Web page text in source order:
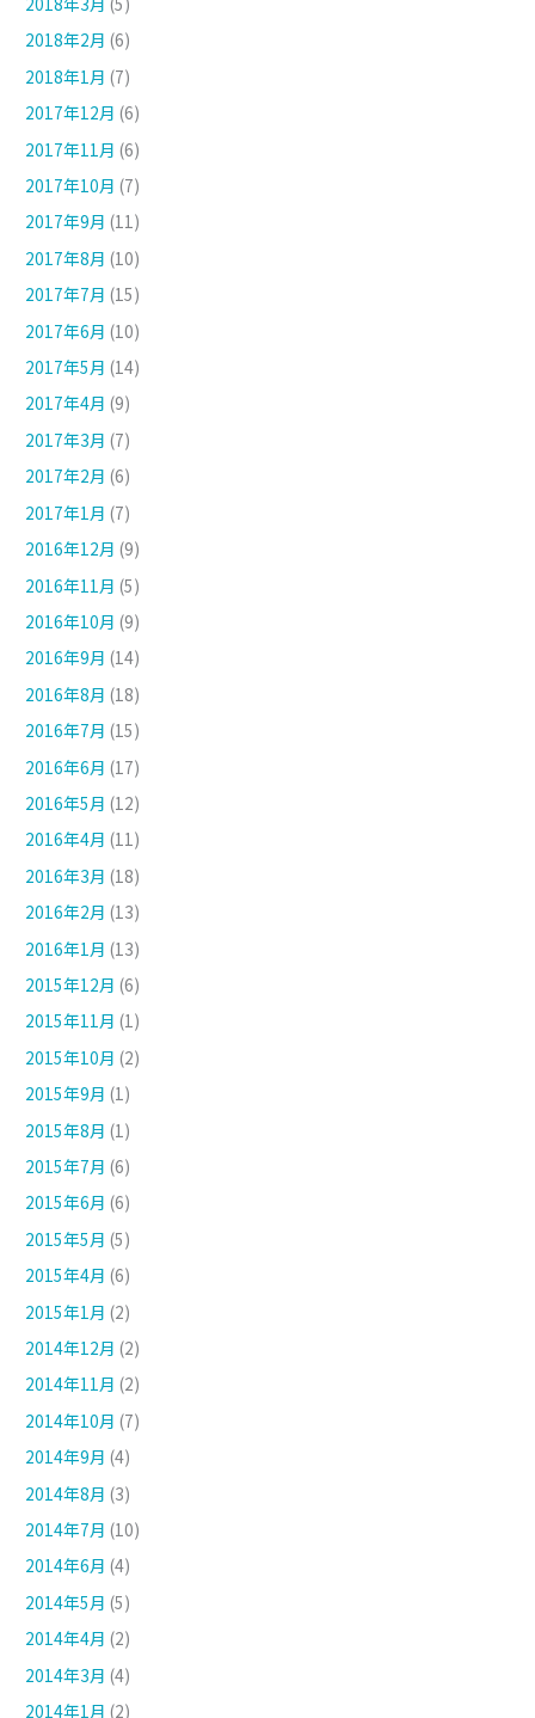
2018年2月 (6)
2018年1月 (7)
2017年12月 (6)
2017年11月 (6)
2017年10月 (7)
2017年9月 (11)
2017年8月 (10)
2017年7月 (15)
2017年6月 (10)
2017年5月 (14)
2017年4月 (9)
2017年3月 (7)
2017年2月 (6)
2017年1月 (7)
2016年12月 (9)
2016年11月 (5)
2016年10月 (9)
2016年9月 (14)
2016年8月 (18)
2016年7月 (15)
2016年6月 (17)
2016年5月 (12)
2016年4月 (11)
2016年3月 (18)
2016年2月 (13)
2016年1月 (13)
2015年12月 (6)
2015年11月 (1)
2015年10月 (2)
2015年9月 (1)
2015年8月 (1)
2015年7月 (6)
2015年6月 (6)
2015年5月 (5)
2015年4月 (6)
2015年1月 (2)
2014年12月 (2)
2014年11月 (2)
2014年10月 (7)
2014年9月 (4)
2014年8月 (3)
2014年7月 (10)
2014年6月 (4)
2014年5月 (5)
2014年4月 (2)
2014年3月 (4)
2014年1月 (2)